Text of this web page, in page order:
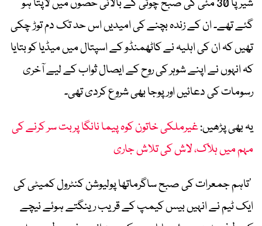
شیرپا 30 مئی کی صبح چوٹی کے بالائی حصوں میں لاپتا ہو
گئے تھے۔ ان کے زندہ بچنے کی امیدیں اس حد تک دم توڑ چکی
تھیں کہ ان کی اہلیہ نے کاٹھمنڈو کے اسپتال میں میڈیا کو بتایا
کہ انہوں نے اپنے شوہر کی روح کے ایصال ثواب کے لیے آخری
رسومات کی دعائیں اور پوجا بھی شروع کردی تھی۔
یہ بھی پڑھیں:غیرملکی خاتون کوہ پیما نانگا پربت سر کرنے کی
مہم میں ہلاک، لاش کی تلاش جاری
’تاہم جمعرات کی صبح ساگرماتھا پولیوشن کنٹرول کمیٹی کی
ایک ٹیم نے انہیں بیس کیمپ کے قریب رینگتے ہوئے نیچے